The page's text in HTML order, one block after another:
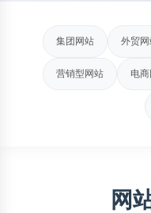
集团网站 外贸
营销型网站 电
网